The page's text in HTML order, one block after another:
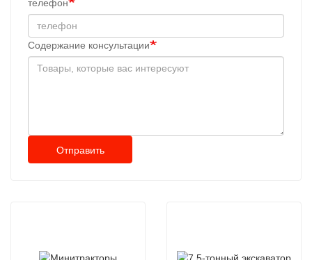
телефон
Содержание консультации
Отправить